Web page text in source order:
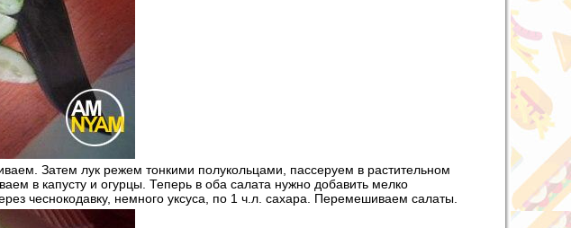
Затем лук режем тонкими полукольцами, пассеруем в растительном
в капусту и огурцы. Теперь в оба салата нужно добавить мелко
чеснокодавку, немного уксуса, по 1 ч.л. сахара. Перемешиваем салаты.